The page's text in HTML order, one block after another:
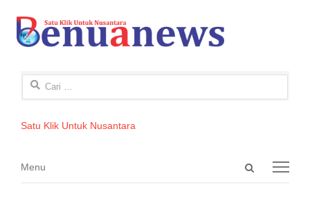
Cari
Satu Klik Untuk Nusantara
Open
Menu
Menu